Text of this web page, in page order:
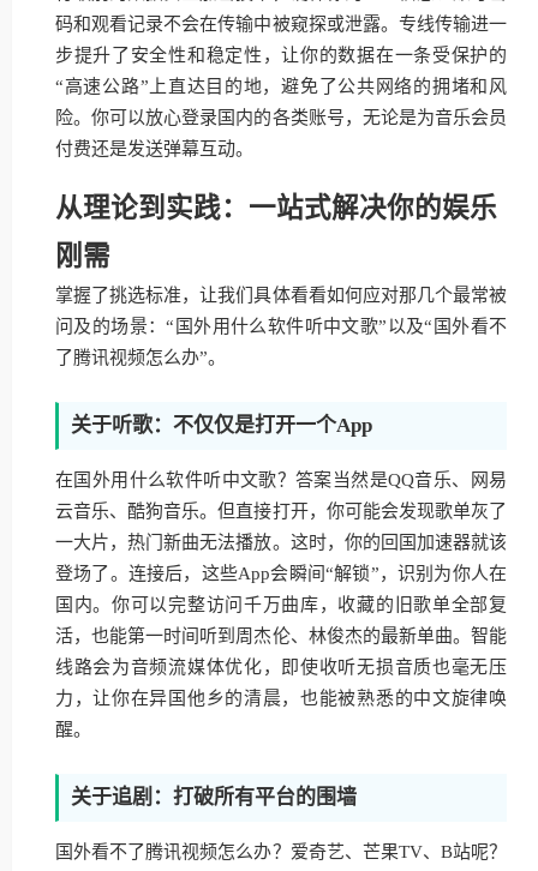
码和观看记录不会在传输中被窥探或泄露。专线传输进一
步提升了安全性和稳定性，让你的数据在一条受保护的
“高速公路”上直达目的地，避免了公共网络的拥堵和风
险。你可以放心登录国内的各类账号，无论是为音乐会员
付费还是发送弹幕互动。
从理论到实践：一站式解决你的娱乐
刚需
掌握了挑选标准，让我们具体看看如何应对那几个最常被
问及的场景：“国外用什么软件听中文歌”以及“国外看不
了腾讯视频怎么办”。
关于听歌：不仅仅是打开一个App
在国外用什么软件听中文歌？答案当然是QQ音乐、网易
云音乐、酷狗音乐。但直接打开，你可能会发现歌单灰了
一大片，热门新曲无法播放。这时，你的回国加速器就该
登场了。连接后，这些App会瞬间“解锁”，识别为你人在
国内。你可以完整访问千万曲库，收藏的旧歌单全部复
活，也能第一时间听到周杰伦、林俊杰的最新单曲。智能
线路会为音频流媒体优化，即使收听无损音质也毫无压
力，让你在异国他乡的清晨，也能被熟悉的中文旋律唤
醒。
关于追剧：打破所有平台的围墙
国外看不了腾讯视频怎么办？爱奇艺、芒果TV、B站呢？